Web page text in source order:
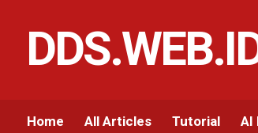
Home All Articles Tutorial AI